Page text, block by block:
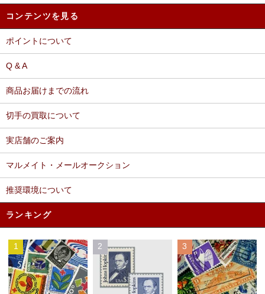
コンテンツを見る
ポイントについて
Q & A
商品お届けまでの流れ
切手の買取について
実店舗のご案内
マルメイト・メールオークション
推奨環境について
ランキング
1 2 3